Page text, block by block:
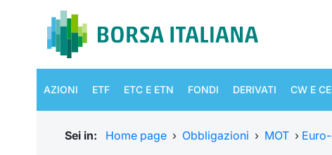
AZIONI ETF ETC E ETN FONDI DERIVATI CW E
Sei in: Home page › Obbligazioni › MOT ›